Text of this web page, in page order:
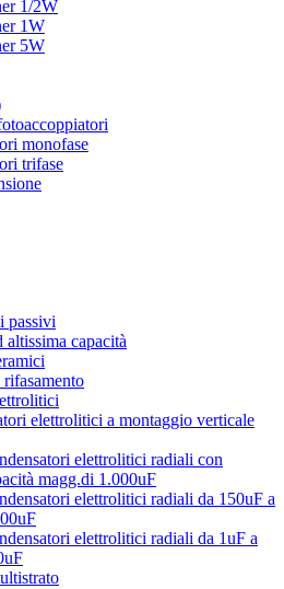
1/2W
1W
5W
monofase
trifase
passivi
altissima capacità
elettrolitici a montaggio verticale
elettrolitici radiali con
magg.di 1.000uF
elettrolitici radiali da 150uF a
elettrolitici radiali da 1uF a